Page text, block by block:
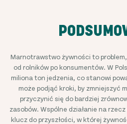
Marnotrawstwo żywności to
od rolników po konsumentów. W
miliona ton jedzenia, co stanowi
może podjąć kroki, by zmniejszyć
przyczynić się do bardziej
zasobów. Wspólne działanie na
klucz do przyszłości, w której